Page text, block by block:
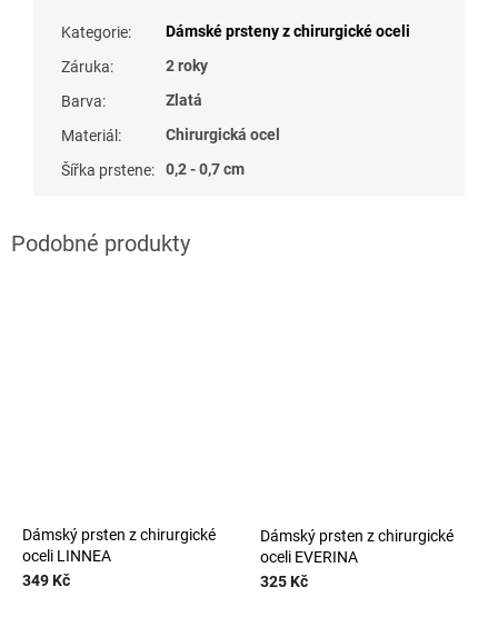
Kategorie:
Dámské prsteny z chirurgické oceli
Záruka:
2 roky
Barva:
Zlatá
Materiál :
Chirurgická ocel
Šířka prstene: 0,2 - 0,7 cm
Dámský prsten z chirurgické
oceli LINNEA
349 Kč
Dámský prsten z chirurgické
oceli EVERINA
325 Kč